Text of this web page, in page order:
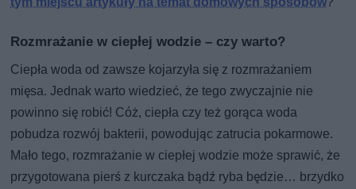
Rozmrażanie w ciepłej wodzie – czy warto?
Ciepła woda od zawsze kojarzyła się z rozmrażaniem
mięsa. Jednak warto wiedzieć, że tego zwyczajnie nie
powinno się robić! Cóż, ciepła czy też gorąca woda
pobudza rozwój bakterii, powodując zatrucia pokarmowe.
Mało tego, rozmrażanie w ciepłej wodzie może sprawić, że
przygotowana pierś z kurczaka bądź ryba będzie… brzydko